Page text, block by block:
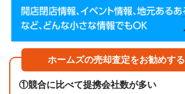
ホームズの売却査定をお勧めす
①競合に比べて提携会社数が多い